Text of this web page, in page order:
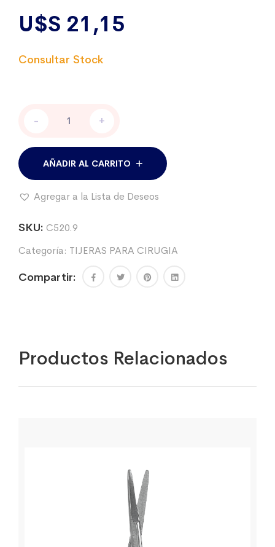
U$S 21,15
QUIRÚRGICA
16CM.
PUNTAS
ROMA/ROMA
- +
AÑADIR AL CARRITO
Agregar a la Lista de Deseos
SKU: C520.9
Categoría: TIJERAS PARA CIRUGIA
Compartir:
Productos Relacionados